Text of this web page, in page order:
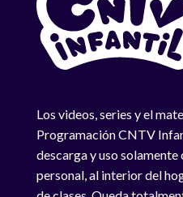
Los videos, series y el
Programación CNTV
descarga y uso
personal, al interior del